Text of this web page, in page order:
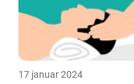
17 januar 2024